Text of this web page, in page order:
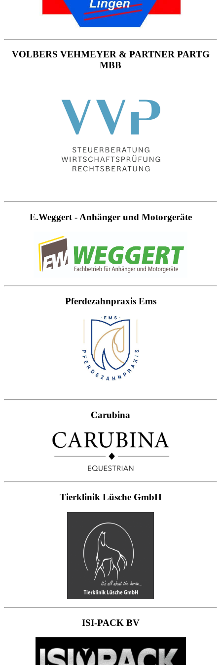
VOLBERS VEHMEYER & PARTNER PARTG
MBB
E.Weggert - Anhänger und Motorgeräte
Pferdezahnpraxis Ems
Carubina
Tierklinik Lüsche GmbH
ISI-PACK BV